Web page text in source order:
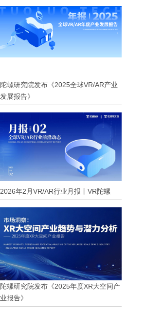
陀螺研究院发布《2025全球VR/AR产业
发展报告》
2026年2月VR/AR行业月报丨VR陀螺
陀螺研究院发布《2025年度XR大空间产
业报告》